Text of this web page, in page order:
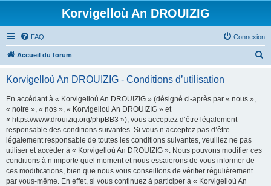
Korvigelloù An DROUIZIG
FAQ Connexion
Accueil du forum
Korvigelloù An DROUIZIG - Conditions d’utilisation
En accédant à « Korvigelloù An DROUIZIG » (désigné ci-après par « nous »,
« notre », « nos », « Korvigelloù An DROUIZIG » et
« https://www.drouizig.org/phpBB3 »), vous acceptez d’être légalement
responsable des conditions suivantes. Si vous n’acceptez pas d’être
légalement responsable de toutes les conditions suivantes, veuillez ne pas
utiliser et accéder à « Korvigelloù An DROUIZIG ». Nous pouvons modifier ces
conditions à n’importe quel moment et nous essaierons de vous informer de
ces modifications, bien que nous vous conseillons de vérifier régulièrement
par vous-même. En effet, si vous continuez à participer à « Korvigelloù An